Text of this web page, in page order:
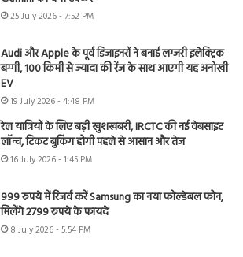
25 July 2026 - 7:52 PM
Audi और Apple के पूर्व डिजाइनरों ने बनाई लग्जरी इलेक्ट्रिक
बग्गी, 100 किमी से ज्यादा की रेंज के साथ आएगी यह अनोखी
EV
19 July 2026 - 4:48 PM
रेल यात्रियों के लिए बड़ी खुशखबरी, IRCTC की नई वेबसाइट
लॉन्च, टिकट बुकिंग होगी पहले से आसान और तेज
16 July 2026 - 1:45 PM
999 रुपये में रिजर्व करें Samsung का नया फोल्डेबल फोन,
मिलेंगे 2799 रुपये के फायदे
8 July 2026 - 5:54 PM